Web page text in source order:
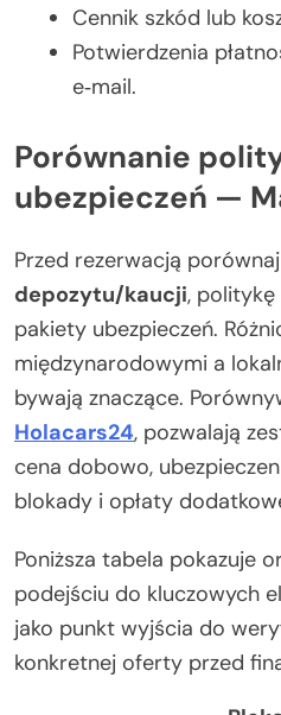
Cennik szkód lub
Potwierdzenia
e‑mail.
Porównanie
ubezpieczeń —
Przed rezerwacją
depozytu/kaucji,
pakiety ubezpieczeń.
międzynarodowymi a
bywają znaczące.
Holacars24, pozwalają
cena dobowo,
blokady i opłaty
Poniższa tabela pokazuje
podejściu do kluczowych
jako punkt wyjścia do
konkretnej oferty przed